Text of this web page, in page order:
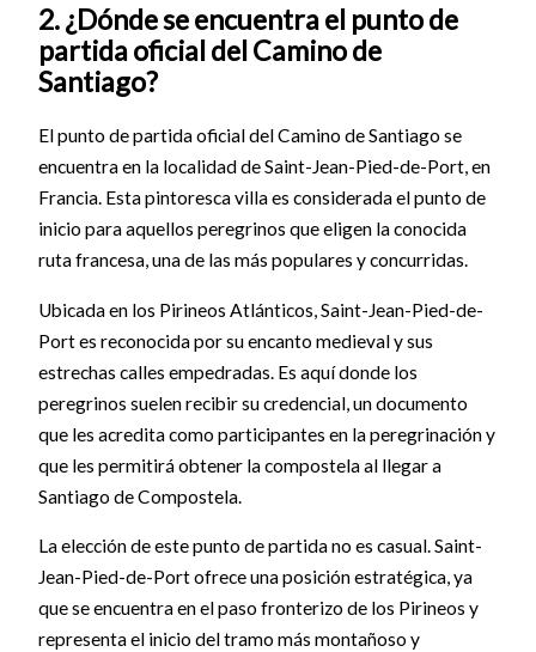
2. ¿Dónde se encuentra el punto de
partida oficial del Camino de
Santiago?
El punto de partida oficial del Camino de Santiago se
encuentra en la localidad de Saint-Jean-Pied-de-Port, en
Francia. Esta pintoresca villa es considerada el punto de
inicio para aquellos peregrinos que eligen la conocida
ruta francesa, una de las más populares y concurridas.
Ubicada en los Pirineos Atlánticos, Saint-Jean-Pied-de-
Port es reconocida por su encanto medieval y sus
estrechas calles empedradas. Es aquí donde los
peregrinos suelen recibir su credencial, un documento
que les acredita como participantes en la peregrinación y
que les permitirá obtener la compostela al llegar a
Santiago de Compostela.
La elección de este punto de partida no es casual. Saint-
Jean-Pied-de-Port ofrece una posición estratégica, ya
que se encuentra en el paso fronterizo de los Pirineos y
representa el inicio del tramo más montañoso y